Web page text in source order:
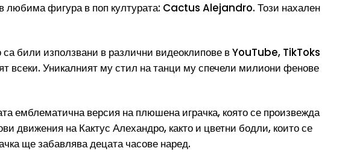
любима фигура в поп културата: Cactus Alejandro. Този нахален
са били използвани в различни видеоклипове в YouTube, TikToks
всеки. Уникалният му стил на танци му спечели милиони фенове
емблематична версия на плюшена играчка, която се произвежда
движения на Кактус Алехандро, както и цветни бодли, които се
ще забавлява децата часове наред.